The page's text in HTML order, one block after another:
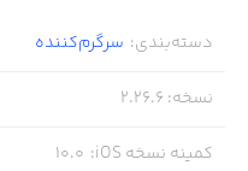
دسته‌بندی: سرگرم‌کننده
نسخه:
2.26.6
کمینه نسخه iOS :
10.0